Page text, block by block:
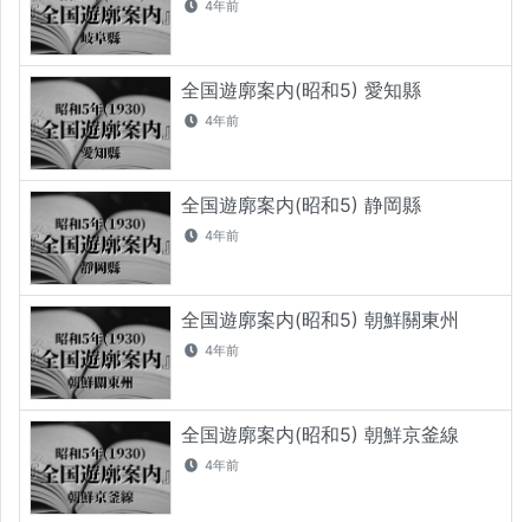
4年前
全国遊廓案内(昭和5) 愛知縣
4年前
全国遊廓案内(昭和5) 静岡縣
4年前
全国遊廓案内(昭和5) 朝鮮關東州
4年前
全国遊廓案内(昭和5) 朝鮮京釜線
4年前